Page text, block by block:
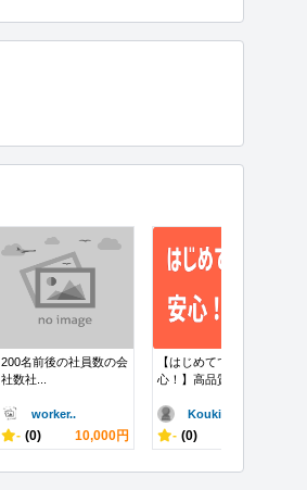
200名前後の社員数の会
社数社...
worker..
- (0) 10,000円
【はじめてでも安
心！】高品質W...
KoukiX
- (0)